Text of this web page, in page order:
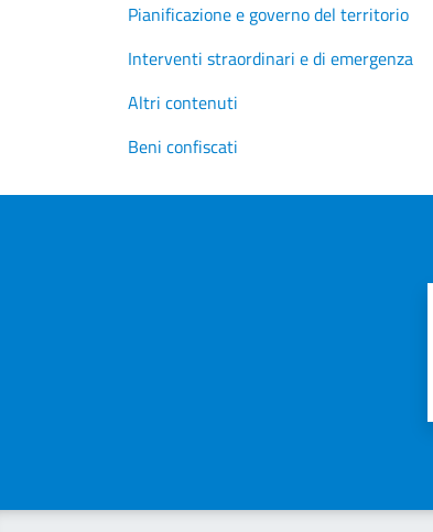
Pianificazione e governo del territorio
Interventi straordinari e di emergenza
Altri contenuti
Beni confiscati